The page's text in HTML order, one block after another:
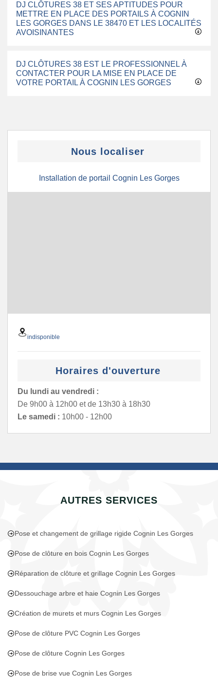
DJ CLÔTURES 38 ET SES APTITUDES POUR
METTRE EN PLACE DES PORTAILS À COGNIN
LES GORGES DANS LE 38470 ET LES LOCALITÉS
AVOISINANTES
DJ CLÔTURES 38 EST LE PROFESSIONNEL À
CONTACTER POUR LA MISE EN PLACE DE
VOTRE PORTAIL À COGNIN LES GORGES
Nous localiser
Installation de portail Cognin Les Gorges
indisponible
Horaires d'ouverture
Du lundi au vendredi :
De 9h00 à 12h00 et de 13h30 à 18h30
Le samedi : 10h00 - 12h00
AUTRES SERVICES
Pose et changement de grillage rigide Cognin Les Gorges
Pose de clôture en bois Cognin Les Gorges
Réparation de clôture et grillage Cognin Les Gorges
Dessouchage arbre et haie Cognin Les Gorges
Création de murets et murs Cognin Les Gorges
Pose de clôture PVC Cognin Les Gorges
Pose de clôture Cognin Les Gorges
Pose de brise vue Cognin Les Gorges